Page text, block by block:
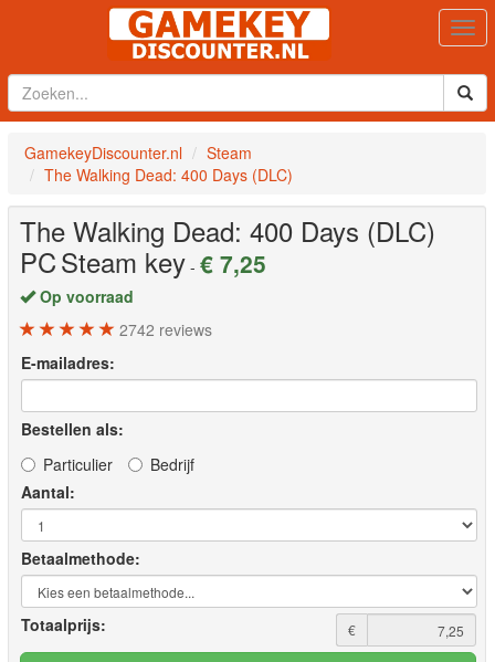
GamekeyDiscounter.nl
Steam
The Walking Dead: 400 Days (DLC)
The Walking Dead: 400 Days (DLC)
PCSteam key - € 7,25
Op voorraad
2742 reviews
E-mailadres:
Bestellen als:
Particulier
Bedrijf
Aantal:
Betaalmethode:
Totaalprijs: €